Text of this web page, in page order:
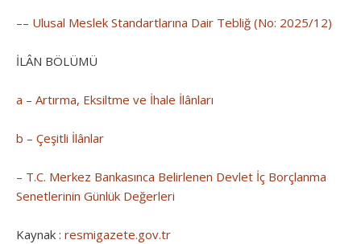
–– Ulusal Meslek Standartlarına Dair Tebliğ (No: 2025/12)
İLÂN BÖLÜMÜ
a – Artırma, Eksiltme ve İhale İlânları
b – Çeşitli İlânlar
– T.C. Merkez Bankasınca Belirlenen Devlet İç Borçlanma
Senetlerinin Günlük Değerleri
Kaynak : resmigazete.gov.tr